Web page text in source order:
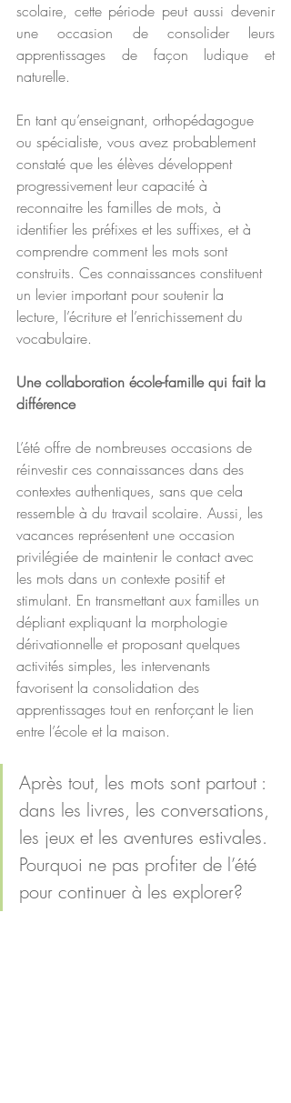
scolaire, cette période peut aussi devenir
une occasion de consolider leurs
apprentissages de façon ludique et
naturelle.
En tant qu’enseignant, orthopédagogue
ou spécialiste, vous avez probablement
constaté que les élèves développent
progressivement leur capacité à
reconnaitre les familles de mots, à
identifier les préfixes et les suffixes, et à
comprendre comment les mots sont
construits. Ces connaissances constituent
un levier important pour soutenir la
lecture, l’écriture et l’enrichissement du
vocabulaire.
Une collaboration école-famille qui fait la
différence
L’été offre de nombreuses occasions de
réinvestir ces connaissances dans des
contextes authentiques, sans que cela
ressemble à du travail scolaire. Aussi, les
vacances représentent une occasion
privilégiée de maintenir le contact avec
les mots dans un contexte positif et
stimulant. En transmettant aux familles un
dépliant expliquant la morphologie
dérivationnelle et proposant quelques
activités simples, les intervenants
favorisent la consolidation des
apprentissages tout en renforçant le lien
entre l’école et la maison.
Après tout, les mots sont partout :
dans les livres, les conversations,
les jeux et les aventures estivales.
Pourquoi ne pas profiter de l’été
pour continuer à les explorer?